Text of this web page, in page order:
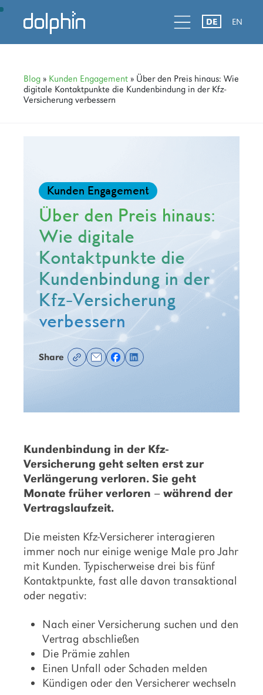
Zur
Hauptnavigation
springen
Skip
to
main
Zur
Hauptsidebar
springen
d
l
d DE EN
Blog » Kunden Engagement » Über den Preis hinaus: Wie
digitale Kontaktpunkte die Kundenbindung in der Kfz-
Versicherung verbessern
Kunden Engagement
Über den Preis hinaus:
Wie digitale
Kontaktpunkte die
Kundenbindung in der
Kfz-Versicherung
verbessern
Share
Kundenbindung in der Kfz-
Versicherung geht selten erst zur
Verlängerung verloren. Sie geht
Monate früher verloren – während der
Vertragslaufzeit.
Die meisten Kfz-Versicherer interagieren
immer noch nur einige wenige Male pro Jahr
mit Kunden. Typischerweise drei bis fünf
Kontaktpunkte, fast alle davon transaktional
oder negativ:
Nach einer Versicherung suchen und den
Vertrag abschließen
Die Prämie zahlen
Einen Unfall oder Schaden melden
Kündigen oder den Versicherer wechseln